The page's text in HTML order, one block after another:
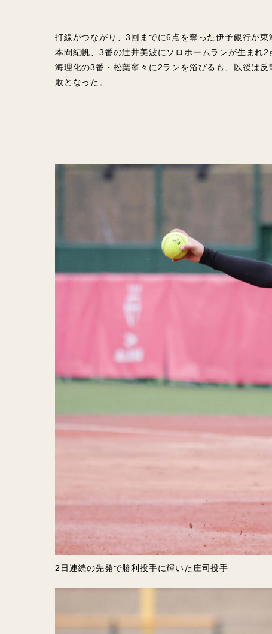
打線がつながり、3回までに6点を奪った伊予銀行が
本間紀帆、3番の辻井美波にソロホームランが生まれ
海理化の3番・松葉寧々に2ランを浴びるも、以後は
敗となった。
2日連続の先発で勝利投手に輝いた庄司投手